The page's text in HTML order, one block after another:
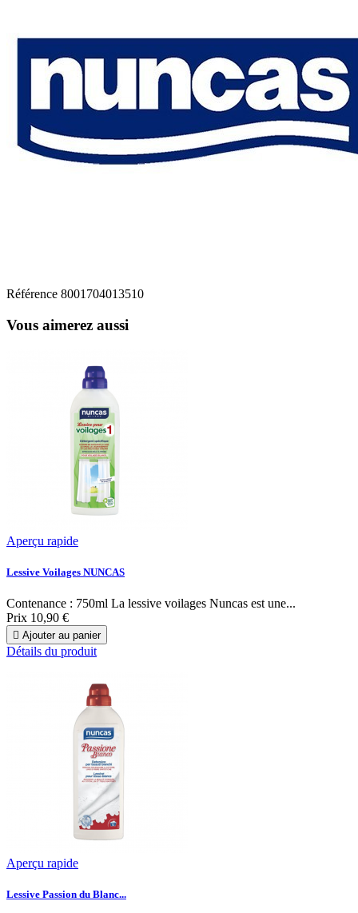
Référence 8001704013510
Vous aimerez aussi
Aperçu rapide
Lessive Voilages NUNCAS
Contenance : 750ml La lessive voilages Nuncas est une...
Prix 10,90 €
 Ajouter au panier
Détails du produit
Aperçu rapide
Lessive Passion du Blanc...